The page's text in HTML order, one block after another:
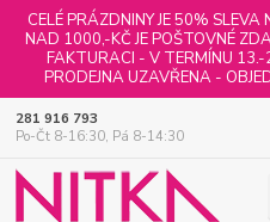
CELÉ PRÁZDNINY JE 50%
NAD 1000,-KČ JE POŠTOVNÉ
FAKTURACI - V TERMÍNU 13.-
PRODEJNA UZAVŘENA -
281 916 793
Po-Čt 8-16:30, Pá 8-14:30